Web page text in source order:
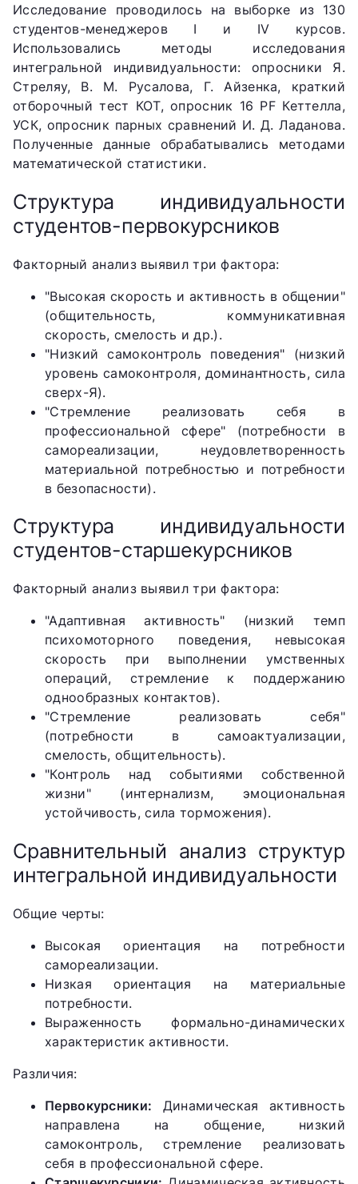
Исследование проводилось на выборке из 130
студентов-менеджеров I и IV курсов.
Использовались методы исследования
интегральной индивидуальности: опросники Я.
Стреляу, В. М. Русалова, Г. Айзенка, краткий
отборочный тест КОТ, опросник 16 PF Кеттелла,
УСК, опросник парных сравнений И. Д. Ладанова.
Полученные данные обрабатывались методами
математической статистики.
Структура индивидуальности
студентов-первокурсников
Факторный анализ выявил три фактора:
"Высокая скорость и активность в общении"
(общительность, коммуникативная
скорость, смелость и др.).
"Низкий самоконтроль поведения" (низкий
уровень самоконтроля, доминантность, сила
сверх-Я).
"Стремление реализовать себя в
профессиональной сфере" (потребности в
самореализации, неудовлетворенность
материальной потребностью и потребности
в безопасности).
Структура индивидуальности
студентов-старшекурсников
Факторный анализ выявил три фактора:
"Адаптивная активность" (низкий темп
психомоторного поведения, невысокая
скорость при выполнении умственных
операций, стремление к поддержанию
однообразных контактов).
"Стремление реализовать себя"
(потребности в самоактуализации,
смелость, общительность).
"Контроль над событиями собственной
жизни" (интернализм, эмоциональная
устойчивость, сила торможения).
Сравнительный анализ структур
интегральной индивидуальности
Общие черты:
Высокая ориентация на потребности
самореализации.
Низкая ориентация на материальные
потребности.
Выраженность формально-динамических
характеристик активности.
Различия:
Первокурсники: Динамическая активность
направлена на общение, низкий
самоконтроль, стремление реализовать
себя в профессиональной сфере.